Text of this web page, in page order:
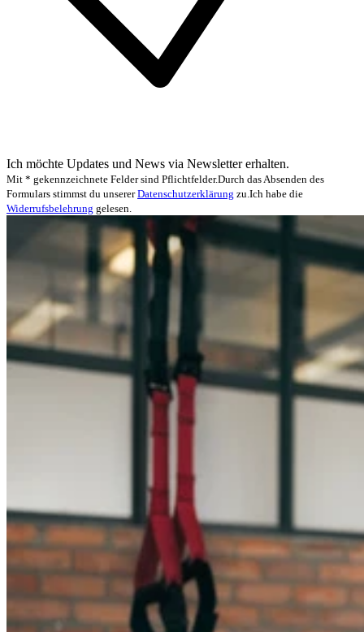
Ich möchte Updates und News via Newsletter erhalten.
Mit * gekennzeichnete Felder sind Pflichtfelder.Durch das Absenden des
Formulars stimmst du unserer Datenschutzerklärung zu. Ich habe die
Widerrufsbelehrung gelesen.